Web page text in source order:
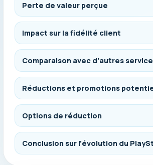
Perte de valeur perçue
Impact sur la fidélité client
Comparaison avec d’autres
Réductions et promotions
Options de réduction
Conclusion sur l’évolution du